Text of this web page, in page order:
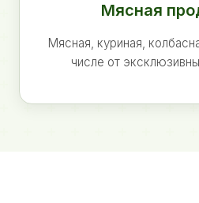
Мясная
Мясная, куриная,
числе от